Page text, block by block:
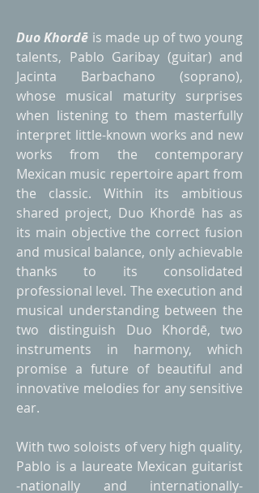
Duo Khordē is made up of two young
talents, Pablo Garibay (guitar) and
Jacinta Barbachano (soprano),
whose musical maturity surprises
when listening to them masterfully
interpret little-known works and new
works from the contemporary
Mexican music repertoire apart from
the classic. Within its ambitious
shared project, Duo Khordē has as
its main objective the correct fusion
and musical balance, only achievable
thanks to its consolidated
professional level. The execution and
musical understanding between the
two distinguish Duo Khordē, two
instruments in harmony, which
promise a future of beautiful and
innovative melodies for any sensitive
ear.
With two soloists of very high quality,
Pablo is a laureate Mexican guitarist
-nationally and internationally-